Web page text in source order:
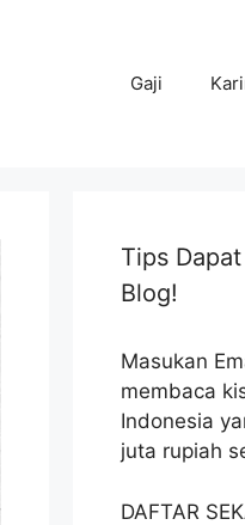
Gaji
Tips
Blog!
Masukan
membaca
Indonesia
juta rupiah
DAFTAR